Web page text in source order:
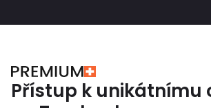
Přístup k unikátnímu